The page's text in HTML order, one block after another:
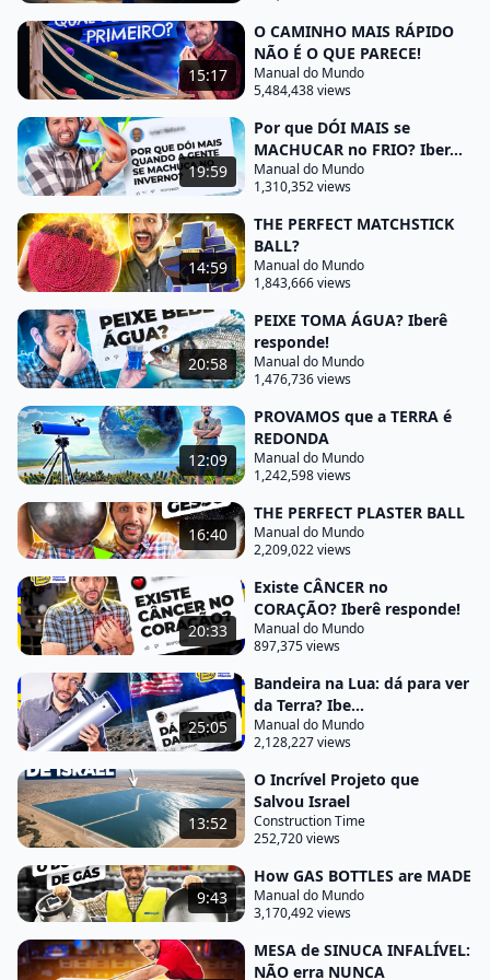
girando muito mais rápido que a rotação da Terra.
Acontece que se você botar um satélite um pouco
mais longe, ele pode girar um pouco mais devagar.
Você vai colocando ele mais longe, ele pode virar
mais devagar ainda, até chegar um ponto em que o
satélite gira exatamente na mesma velocidade de
ter um satélite que tá olhando para o Brasil o
tempo inteiro. Ele tá travado girando junto com a
Terra, olhando para o Brasil.
Essa distância é bem longa, tá? Chama satélite
geoestacionário. Deixa eu ver qual que é a
distância exata aqui pra vocês.
36. 000 km de distância da linha do Equador. Só
para vocês terem uma ideia, a Estação Espacial
Internacional tá a mais ou menos 400 km.
É muito mais longe do que o satélites próximos
que a gente tem aqui. E se você tem o bichinho fixo
lá no céu, você consegue ter uma antena mirando
exatamente nesse satélite. Carlos Silva, membro do
canal.
Ó, garantida a sua pergunta, hein? Sempre tem
uma pergunta dos membros pelo menos aqui no
"Iberê responde". Quando vocês gravam o Boravê,
o pessoal da fábrica aproveita para tietar?
Sempre tenho a impressão de que tem um
paredão de gente vendo vocês gravarem. Tirar
foto, o pessoal sempre tira. Dependendo da
fábrica que a gente vai, tem um perfil de idade e
tudo mais, muita gente conhece o Manual do
Quando a gente gravou o vídeo do pneu, chegou
15:17
O CAMINHO MAIS RÁPIDO
NÃO É O QUE PARECE!
Manual do Mundo
5,484,438 views
19:59
Por que DÓI MAIS se
MACHUCAR no FRIO? Iber...
Manual do Mundo
1,310,352 views
14:59
THE PERFECT MATCHSTICK
BALL?
Manual do Mundo
1,843,666 views
20:58
PEIXE TOMA ÁGUA? Iberê
responde!
Manual do Mundo
1,476,736 views
12:09
PROVAMOS que a TERRA é
REDONDA
Manual do Mundo
1,242,598 views
16:40
THE PERFECT PLASTER BALL
Manual do Mundo
2,209,022 views
20:33
Existe CÂNCER no
CORAÇÃO? Iberê responde!
Manual do Mundo
897,375 views
25:05
Bandeira na Lua: dá para ver
da Terra? Ibe...
Manual do Mundo
2,128,227 views
13:52
O Incrível Projeto que
Salvou Israel
Construction Time
252,720 views
9:43
How GAS BOTTLES are MADE
Manual do Mundo
3,170,492 views
MESA de SINUCA INFALÍVEL:
NÃO erra NUNCA